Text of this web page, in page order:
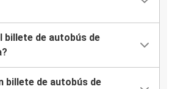
billete de autobús de
billete de autobús de